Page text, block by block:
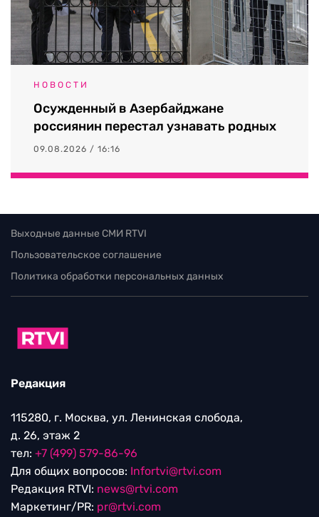
НОВОСТИ
Осужденный в Азербайджане
россиянин перестал узнавать родных
09.08.2026 / 16:16
Выходные данные СМИ RTVI
Пользовательское соглашение
Политика обработки персональных данных
Редакция
115280, г. Москва, ул. Ленинская слобода,
д. 26, этаж 2
тел: +7 (499) 579-86-96
Для общих вопросов: Infortvi@rtvi.com
Редакция RTVI: news@rtvi.com
Маркетинг/PR: pr@rtvi.com